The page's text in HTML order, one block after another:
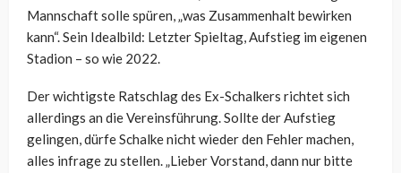
Mannschaft solle spüren, „was Zusammenhalt bewirken
kann“. Sein Idealbild: Letzter Spieltag, Aufstieg im eigenen
Stadion – so wie 2022.
Der wichtigste Ratschlag des Ex-Schalkers richtet sich
allerdings an die Vereinsführung. Sollte der Aufstieg
gelingen, dürfe Schalke nicht wieder den Fehler machen,
alles infrage zu stellen. „Lieber Vorstand, dann nur bitte